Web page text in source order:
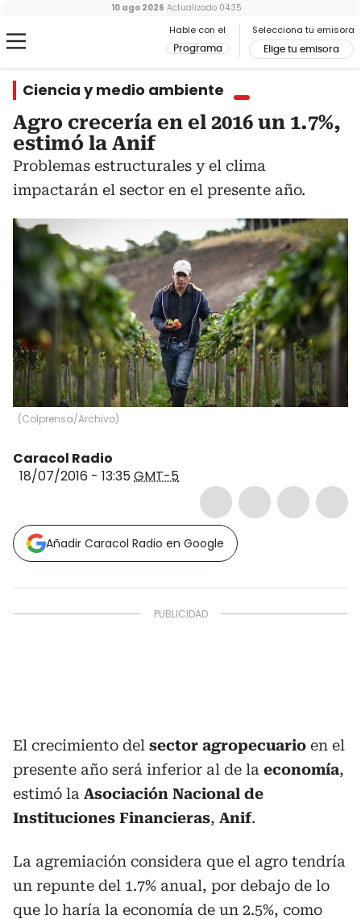
Hable con el
Programa
Selecciona tu emisora
Elige tu emisora
10 ago 2026 Actualizado 04:35
Ciencia y medio ambiente
Agro crecería en el 2016 un 1.7%,
estimó la Anif
Problemas estructurales y el clima
impactarán el sector en el presente año.
(Colprensa/Archivo)
Caracol Radio
18/07/2016 - 13:35GMT-5
Añadir Caracol Radio en Google
El crecimiento del sector agropecuario en el
presente año será inferior al de la economía,
estimó la Asociación Nacional de
Instituciones Financieras, Anif.
La agremiación considera que el agro tendría
un repunte del 1.7% anual, por debajo de lo
que lo haría la economía de un 2.5%, como